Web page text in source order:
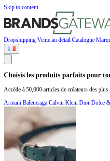
Skip to content
Dropshipping Vente au détail Catalogue
Choisis les produits parfaits pour
Accède à 50,000 articles de créateurs des
Armani Balenciaga Calvin Klein Dior Dolce